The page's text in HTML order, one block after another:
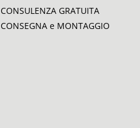
CONSULENZA GRATUITA
CONSEGNA e MONTAGGIO